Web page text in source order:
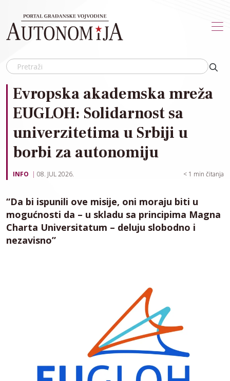
Evropska akademska mreža
EUGLOH: Solidarnost sa
univerzitetima u Srbiji u
borbi za autonomiju
INFO 08. JUL 2026. < 1 min čitanja
“Da bi ispunili ove misije, oni moraju biti u
mogućnosti da – u skladu sa principima Magna
Charta Universitatum – deluju slobodno i
nezavisno”